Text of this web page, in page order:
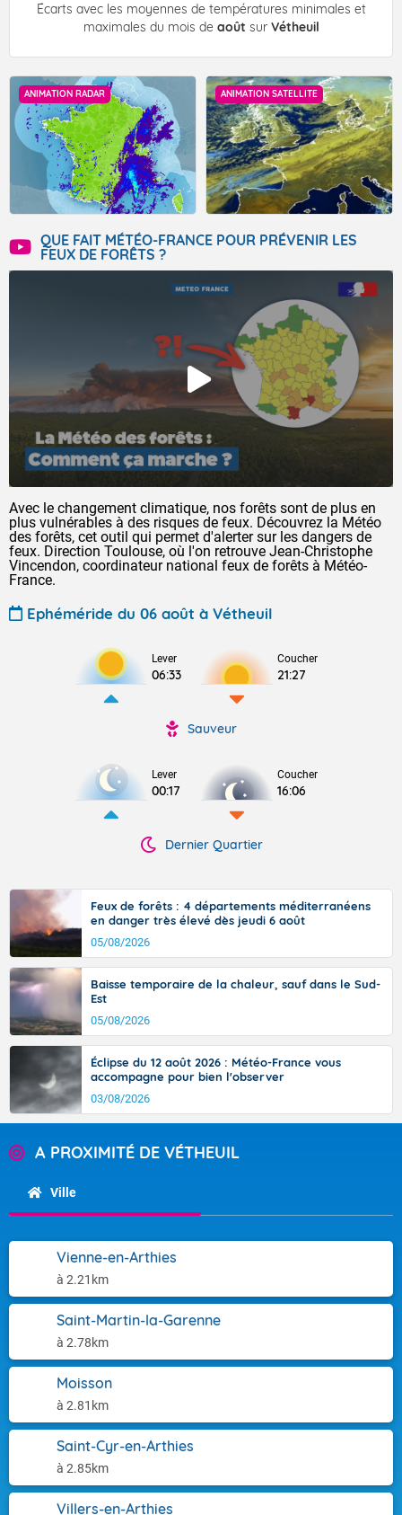
Écarts avec les moyennes de températures minimales et
maximales du mois de août sur Vétheuil
ANIMATION RADAR ANIMATION SATELLITE
QUE FAIT MÉTÉO-FRANCE POUR PRÉVENIR LES
FEUX DE FORÊTS ?
Avec le changement climatique, nos forêts sont de plus en
plus vulnérables à des risques de feux. Découvrez la Météo
des forêts, cet outil qui permet d'alerter sur les dangers de
feux. Direction Toulouse, où l'on retrouve Jean-Christophe
Vincendon, coordinateur national feux de forêts à Météo-
France.
Ephéméride du 06 août à Vétheuil
Lever
06:33
Coucher
21:27
Sauveur
Lever
00:17
Coucher
16:06
Dernier Quartier
Feux de forêts : 4 départements méditerranéens
en danger très élevé dès jeudi 6 août
05/08/2026
Baisse temporaire de la chaleur, sauf dans le Sud-
Est
05/08/2026
Éclipse du 12 août 2026 : Météo-France vous
accompagne pour bien l'observer
03/08/2026
A PROXIMITÉ DE VÉTHEUIL
Ville
Vienne-en-Arthies
à 2.21km
Saint-Martin-la-Garenne
à 2.78km
Moisson
à 2.81km
Saint-Cyr-en-Arthies
à 2.85km
Villers-en-Arthies